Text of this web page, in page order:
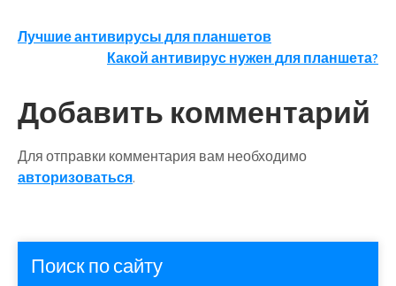
Навигация
записям
Лучшие антивирусы для планшетов
Какой антивирус нужен для планшета?
Добавить комментарий
Для отправки комментария вам необходимо
авторизоваться.
Поиск по сайту